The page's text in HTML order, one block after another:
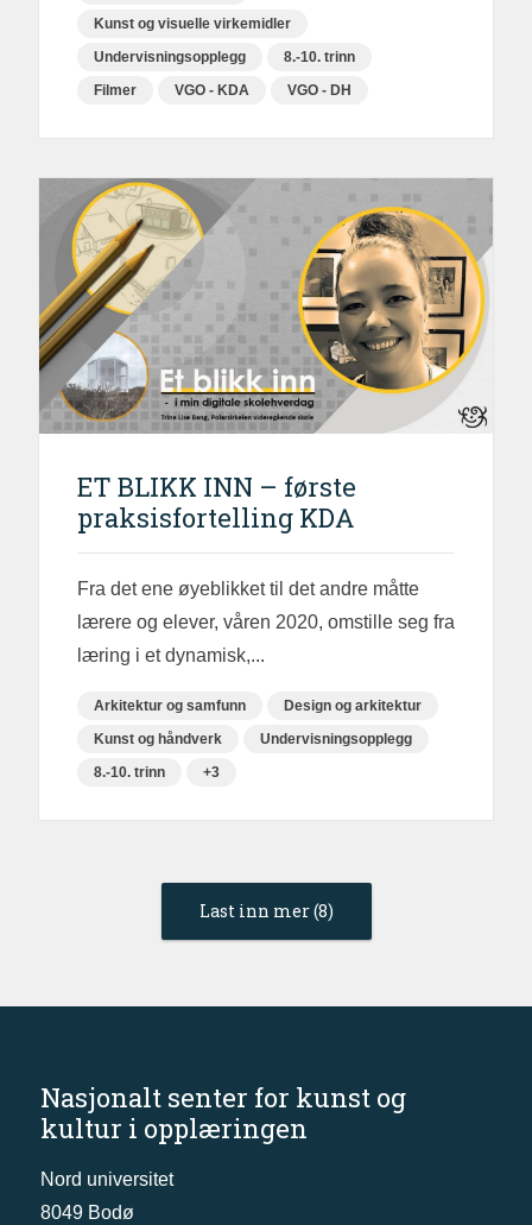
Kunst og visuelle virkemidler
Undervisningsopplegg
8.-10. trinn
Filmer
VGO - KDA VGO - DH
ET BLIKK INN – første
praksisfortelling KDA
Fra det ene øyeblikket til det andre måtte
lærere og elever, våren 2020, omstille seg fra
læring i et dynamisk,...
Arkitektur og samfunn
Design og arkitektur
Kunst og håndverk
Undervisningsopplegg
8.-10. trinn
+3
Last inn mer (8)
Nasjonalt senter for kunst og
kultur i opplæringen
Nord universitet
8049 Bodø